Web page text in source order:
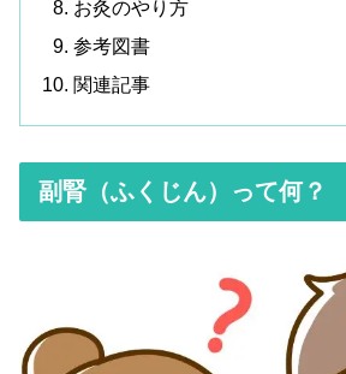
お灸のやり方
参考図書
関連記事
副腎（ふくじん）って何？